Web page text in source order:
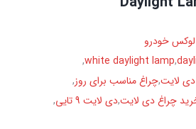
لوکس خودرو
,
white daylight lamp
,
لایت,چراغ مناسب برای روز,
چراغ دی لایت,دی لایت 9 تایی
,